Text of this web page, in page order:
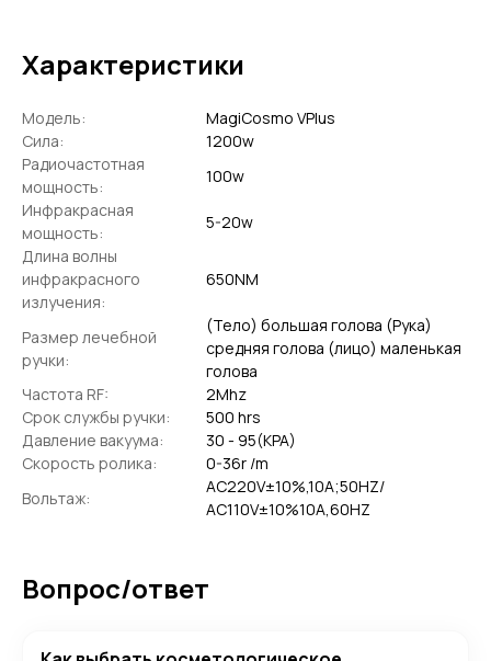
Характеристики
Модель:
MagiCosmo VPlus
Сила:
1200w
Радиочастотная
мощность:
100w
Инфракрасная
мощность:
5-20w
Длина волны
инфракрасного
излучения:
650NM
Размер лечебной
ручки:
(Тело) большая голова (Рука)
средняя голова (лицо) маленькая
голова
Частота RF:
2Mhz
Срок службы ручки:
500 hrs
Давление вакуума:
30 - 95(KPA)
Скорость ролика:
0-36r /m
Вольтаж:
AC220V±10%,10A;50HZ/
AC110V±10%10A,60HZ
Вопрос/ответ